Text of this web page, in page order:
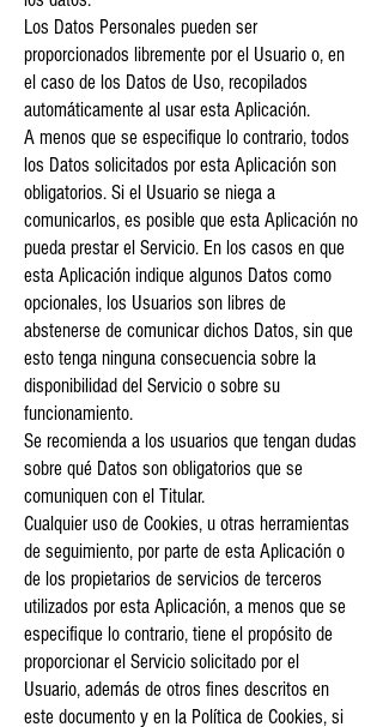
Los Datos Personales pueden ser
proporcionados libremente por el Usuario o, en
el caso de los Datos de Uso, recopilados
automáticamente al usar esta Aplicación.
A menos que se especifique lo contrario, todos
los Datos solicitados por esta Aplicación son
obligatorios. Si el Usuario se niega a
comunicarlos, es posible que esta Aplicación no
pueda prestar el Servicio. En los casos en que
esta Aplicación indique algunos Datos como
opcionales, los Usuarios son libres de
abstenerse de comunicar dichos Datos, sin que
esto tenga ninguna consecuencia sobre la
disponibilidad del Servicio o sobre su
funcionamiento.
Se recomienda a los usuarios que tengan dudas
sobre qué Datos son obligatorios que se
comuniquen con el Titular.
Cualquier uso de Cookies, u otras herramientas
de seguimiento, por parte de esta Aplicación o
de los propietarios de servicios de terceros
utilizados por esta Aplicación, a menos que se
especifique lo contrario, tiene el propósito de
proporcionar el Servicio solicitado por el
Usuario, además de otros fines descritos en
este documento y en la Política de Cookies, si